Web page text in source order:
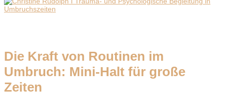
Die Kraft von Routinen im
Umbruch: Mini-Halt für große
Zeiten